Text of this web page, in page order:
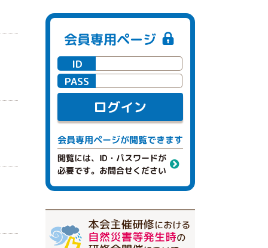
会員専用ページ
ID
PASS
ログイン
会員専用ページが閲覧できます
閲覧には、ID・パスワードが
必要です。お問合せください